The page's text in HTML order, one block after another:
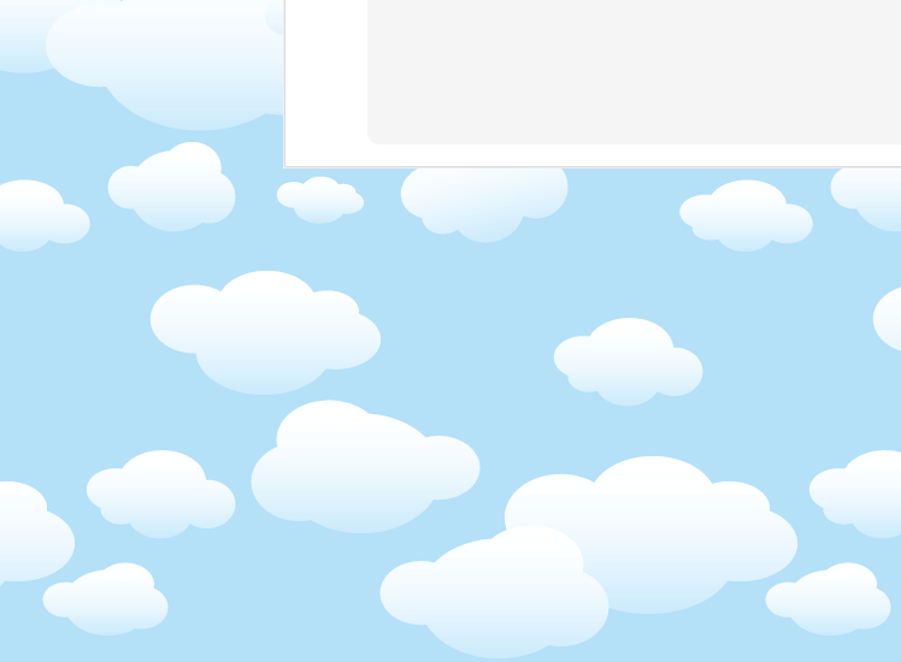
2
Prave jsem si vsimla, ze jsem si tady davno predepsala shrnuti
ze by bylo skoda to nezverejnit. O skole jsem to musela dopsat
Bohuzel muj cesky pocitac mi dal sbohem, takze hacky a carky uz se
Na začátku to vypadalo jako pořádná výzva, občas jsem si pobrečela,
jsem v rodině byla, tím víc jsem to měla pod palcem, holky mě
rodičů. Freda (host tátu) jsem měla většinu roku doma, začal
práce uvolnit, když bylo třeba, a naddělat si to jindy. Bylo to dost
jednodušší, protože si třeba jednu z nich vzal k sobě do
zodpovědnost. Negativní efekt byl ten, že jsem si samozřejmě
to si jen tak udělat čaj a vyvalit se na gauč (což jsem paradoxně
jsem holky přivezla ze školy, hnedka běžely za tátou. Když jsem
běžely mě napráskat. Fred stál vždycky za mnou, respektoval
když se malá rozbrečela, protože jsem jí něco nedovolila, a tatík se
dost pod dohledem. Na podzim začal pracovat i on, takže to bylo
možnost utéct do kanceláře. Malá věděla, že když bude brečet,
nepolevím, a nikdo jiný ji neuslyší. Takže to holky raději vzdaly a
měla pod palcem, přesně věděla, jak na ně, co rády jí, kam v kolik
jsem na konci roku holky milovala jako svoje vlastní. Z malé
dokázala rozesmát.